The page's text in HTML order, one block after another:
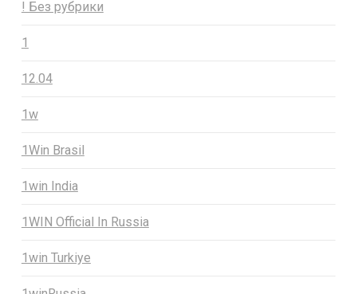
! Без рубрики
1
12.04
1w
1Win Brasil
1win India
1WIN Official In Russia
1win Turkiye